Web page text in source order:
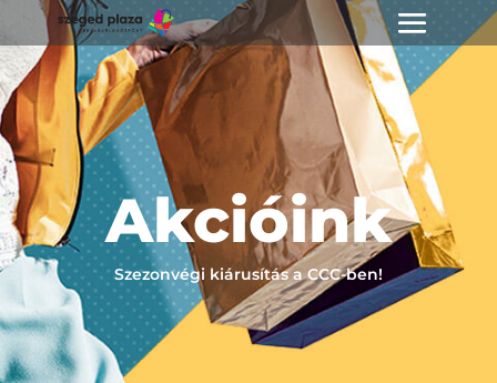
Akcióink
Szezonvégi kiárusítás a CCC-ben!